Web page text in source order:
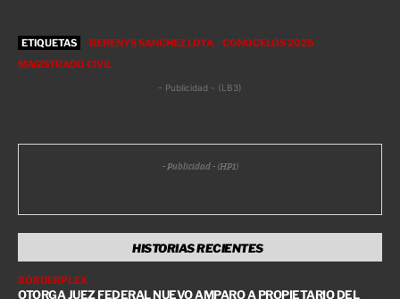
ETIQUETAS BERENYS SANCHEZ LOYA
CONOCELOS 2025
MAGISTRADO CIVIL
- Publicidad - (LB3)
- Publicidad - (HP1)
HISTORIAS RECIENTES
BORDERPLEX
OTORGA JUEZ FEDERAL NUEVO AMPARO A PROPIETARIO DEL